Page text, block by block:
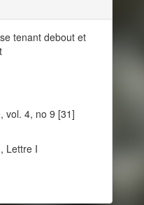
tenant debout et
vol. 4, no 9 [31]
Lettre I